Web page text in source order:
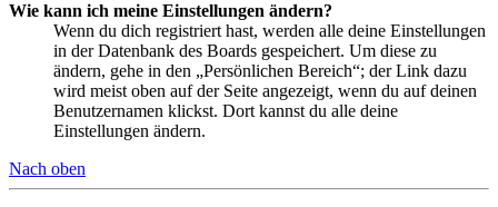
Wie kann ich meine Einstellungen ändern?
Wenn du dich registriert hast, werden alle deine Einstellungen
in der Datenbank des Boards gespeichert. Um diese zu
ändern, gehe in den „Persönlichen Bereich“; der Link dazu
wird meist oben auf der Seite angezeigt, wenn du auf deinen
Benutzernamen klickst. Dort kannst du alle deine
Einstellungen ändern.
Nach oben